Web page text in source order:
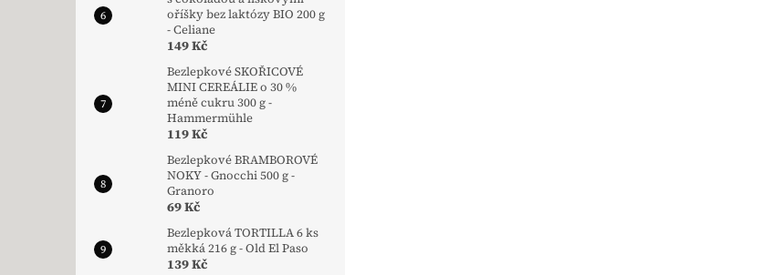
oříšky bez laktózy BIO 200 g
- Celiane
149 Kč
Bezlepkové SKOŘICOVÉ
MINI CEREÁLIE o 30 %
méně cukru 300 g -
Hammermühle
119 Kč
Bezlepkové BRAMBOROVÉ
NOKY - Gnocchi 500 g -
Granoro
69 Kč
Bezlepková TORTILLA 6 ks
měkká 216 g - Old El Paso
139 Kč